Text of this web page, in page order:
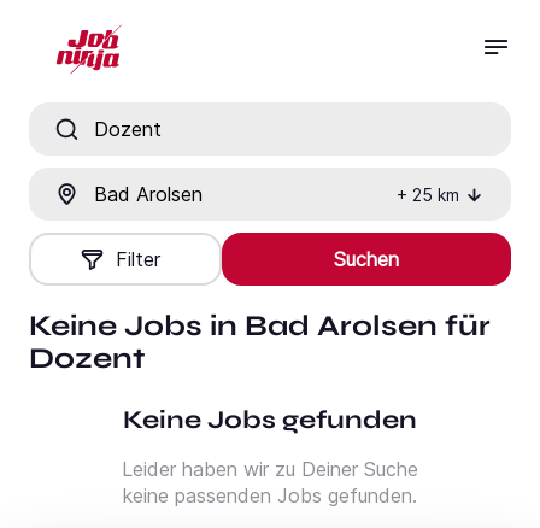
+ 25 km
Filter Suchen
Keine Jobs in Bad Arolsen für
Dozent
Keine Jobs gefunden
Leider haben wir zu Deiner Suche
keine passenden Jobs gefunden.